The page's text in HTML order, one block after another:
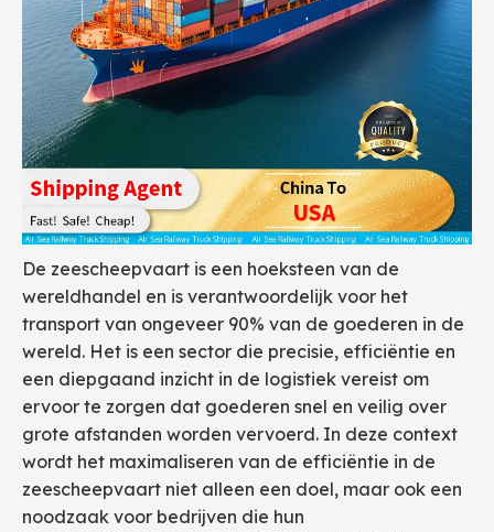
De zeescheepvaart is een hoeksteen van de
wereldhandel en is verantwoordelijk voor het
transport van ongeveer 90% van de goederen in de
wereld. Het is een sector die precisie, efficiëntie en
een diepgaand inzicht in de logistiek vereist om
ervoor te zorgen dat goederen snel en veilig over
grote afstanden worden vervoerd. In deze context
wordt het maximaliseren van de efficiëntie in de
zeescheepvaart niet alleen een doel, maar ook een
noodzaak voor bedrijven die hun